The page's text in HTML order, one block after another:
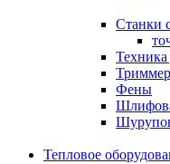
Станки
Фены
Тепловое